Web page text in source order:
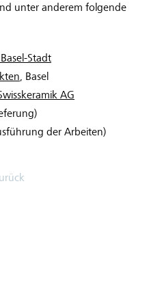
unter anderem folgende
Stadt
, Basel
AG
der Arbeiten)